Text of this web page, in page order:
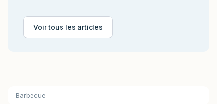
Voir tous les articles
Barbecue